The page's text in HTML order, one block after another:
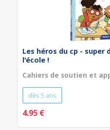
Les héros du cp - super
l'école !
Cahiers de soutien et
dès 5 ans
4.95 €